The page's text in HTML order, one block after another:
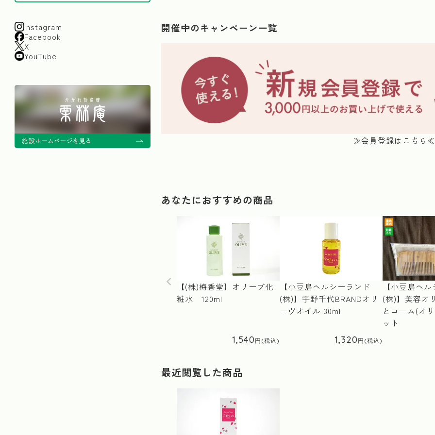
Instagram
Facebook
X
YouTube
開催中のキャンペーン一覧
≫会員登録はこちら≪
あなたにおすすめの商品
【(株)梅香堂】オリーブ化
粧水 120ml
1,540
【小豆島ヘルシーランド
(株)】宇野千代BRANDオリ
ーヴオイル 30ml
1,320
【小豆島ヘ
(株)】美容オ
とコーム(オ
ット
最近閲覧した商品